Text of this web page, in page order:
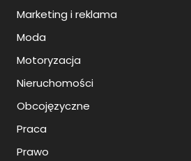
Marketing i reklama
Moda
Motoryzacja
Nieruchomości
Obcojęzyczne
Praca
Prawo